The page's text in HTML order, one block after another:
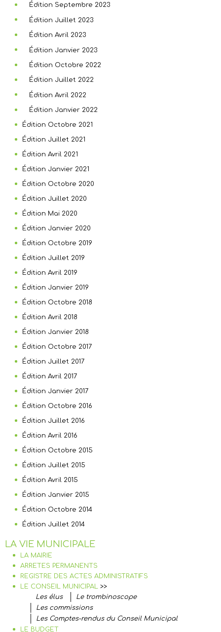
Édition Septembre 2023
Édition Juillet 2023
Édition Avril 2023
Édition Janvier 2023
Édition Octobre 2022
Édition Juillet 2022
Édition Avril 2022
Édition Janvier 2022
Édition Octobre 2021
Édition Juillet 2021
Édition Avril 2021
Édition Janvier 2021
Édition Octobre 2020
Édition Juillet 2020
Édition Mai 2020
Édition Janvier 2020
Édition Octobre 2019
Édition Juillet 2019
Édition Avril 2019
Édition Janvier 2019
Édition Octobre 2018
Édition Avril 2018
Édition Janvier 2018
Édition Octobre 2017
Édition Juillet 2017
Édition Avril 2017
Édition Janvier 2017
Édition Octobre 2016
Édition Juillet 2016
Édition Avril 2016
Édition Octobre 2015
Édition Juillet 2015
Édition Avril 2015
Édition Janvier 2015
Édition Octobre 2014
Édition Juillet 2014
LA VIE MUNICIPALE
LA MAIRIE
ARRETES PERMANENTS
REGISTRE DES ACTES ADMINISTRATIFS
LE CONSEIL MUNICIPAL >>
Les élus
Le trombinoscope
Les commissions
Les Comptes-rendus du Conseil Municipal
LE BUDGET